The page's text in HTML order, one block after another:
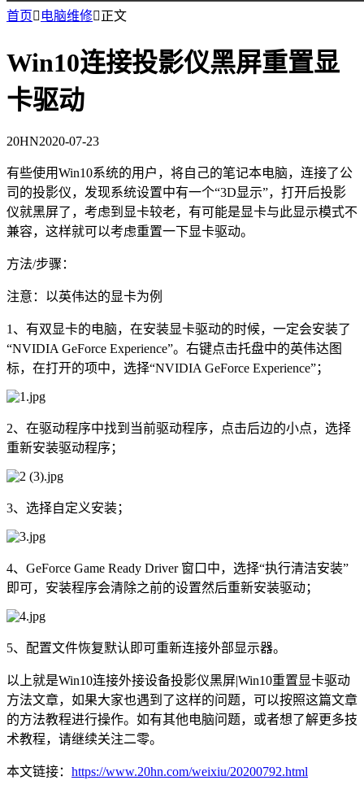
首页 电脑维修正文
Win10连接投影仪黑屏重置显
卡驱动
20HN2020-07-23
有些使用Win10系统的用户，将自己的笔记本电脑，连接了公
司的投影仪，发现系统设置中有一个“3D显示”，打开后投影
仪就黑屏了，考虑到显卡较老，有可能是显卡与此显示模式不
兼容，这样就可以考虑重置一下显卡驱动。
方法/步骤：
注意：以英伟达的显卡为例
1、有双显卡的电脑，在安装显卡驱动的时候，一定会安装了
“NVIDIA GeForce Experience”。右键点击托盘中的英伟达图
标，在打开的项中，选择“NVIDIA GeForce Experience”；
2、在驱动程序中找到当前驱动程序，点击后边的小点，选择
重新安装驱动程序；
3、选择自定义安装；
4、GeForce Game Ready Driver 窗口中，选择“执行清洁安装”
即可，安装程序会清除之前的设置然后重新安装驱动；
5、配置文件恢复默认即可重新连接外部显示器。
以上就是Win10连接外接设备投影仪黑屏|Win10重置显卡驱动
方法文章，如果大家也遇到了这样的问题，可以按照这篇文章
的方法教程进行操作。如有其他电脑问题，或者想了解更多技
术教程，请继续关注二零。
本文链接： https://www.20hn.com/weixiu/20200792.html